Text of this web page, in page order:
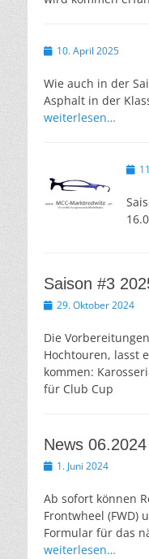
Veröffentlicht
10. April 2025
Wie auch in der
Asphalt in der
weiterlesen…
Saison #3
Veröffentlicht
29. Oktober 2024
Die
Hochtouren, lasst
kommen:
für Club Cup
News
Veröffentlicht
1. Juni 2024
Ab sofort können
Frontwheel (FWD)
Formular für das
weiterlesen…